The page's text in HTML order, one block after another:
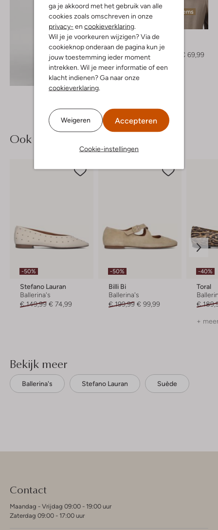
ga je akkoord met het gebruik van alle
cookies zoals omschreven in onze
privacy- en cookieverklaring
Wil je je voorkeuren wijzigen? Via de
cookieknop onderaan de pagina kun je
jouw toestemming ieder moment
intrekken. Wil je meer informatie of een
klacht indienen? Ga naar onze
cookieverklaring
Weigeren Accepteren
Cookie-instellingen
Ontdek de look
Laatste items
Drykorn
Top
€ 69,99
Ook iets voor jou?
-50%
Stefano Lauran
Ballerina's
€ 149,99 € 74,99
-50%
Billi Bi
Ballerina's
€ 199,99 € 99,99
-40%
Toral
€
+
Bekijk meer
Ballerina's Stefano Lauran Suède
Contact
Maandag - Vrijdag 09:00 - 19:00 uur
Zaterdag 09:00 - 17:00 uur